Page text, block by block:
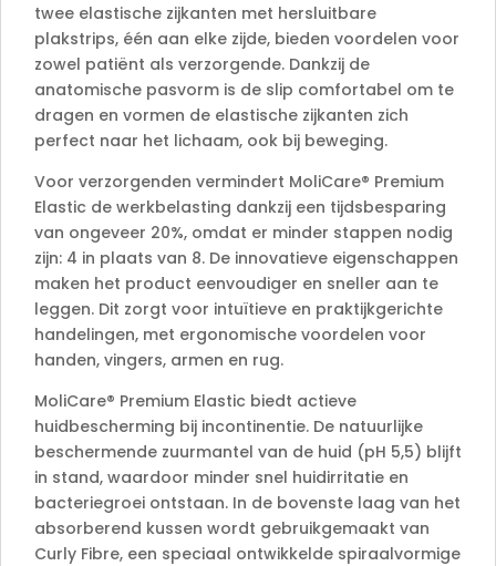
twee elastische zijkanten met hersluitbare
plakstrips, één aan elke zijde, bieden voordelen voor
zowel patiënt als verzorgende. Dankzij de
anatomische pasvorm is de slip comfortabel om te
dragen en vormen de elastische zijkanten zich
perfect naar het lichaam, ook bij beweging.
Voor verzorgenden vermindert MoliCare® Premium
Elastic de werkbelasting dankzij een tijdsbesparing
van ongeveer 20%, omdat er minder stappen nodig
zijn: 4 in plaats van 8. De innovatieve eigenschappen
maken het product eenvoudiger en sneller aan te
leggen. Dit zorgt voor intuïtieve en praktijkgerichte
handelingen, met ergonomische voordelen voor
handen, vingers, armen en rug.
MoliCare® Premium Elastic biedt actieve
huidbescherming bij incontinentie. De natuurlijke
beschermende zuurmantel van de huid (pH 5,5) blijft
in stand, waardoor minder snel huidirritatie en
bacteriegroei ontstaan. In de bovenste laag van het
absorberend kussen wordt gebruikgemaakt van
Curly Fibre, een speciaal ontwikkelde spiraalvormige